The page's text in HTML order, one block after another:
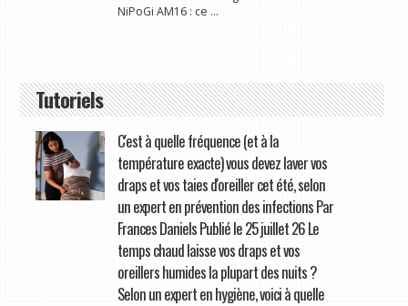
NiPoGi AM16 : ce ...
Tutoriels
C'est à quelle fréquence (et à la
température exacte) vous devez laver vos
draps et vos taies d'oreiller cet été, selon
un expert en prévention des infections Par
Frances Daniels Publié le 25 juillet 26 Le
temps chaud laisse vos draps et vos
oreillers humides la plupart des nuits ?
Selon un expert en hygiène, voici à quelle